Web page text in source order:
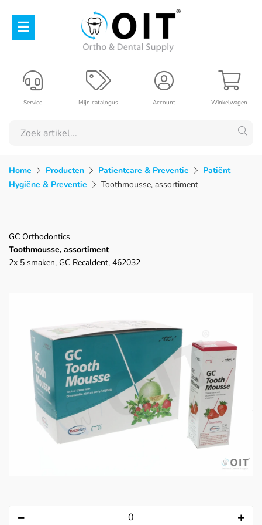
Winkelwagen
Account
Mijn catalogus
Service
Home Producten Patientcare & Preventie
Patiënt
Hygiëne & Preventie
Toothmousse, assortiment
GC Orthodontics
Toothmousse, assortiment
2x 5 smaken, GC Recaldent, 462032